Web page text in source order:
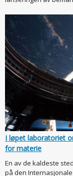
I løpet laboratoriet
for materie
En av de kaldeste
på den